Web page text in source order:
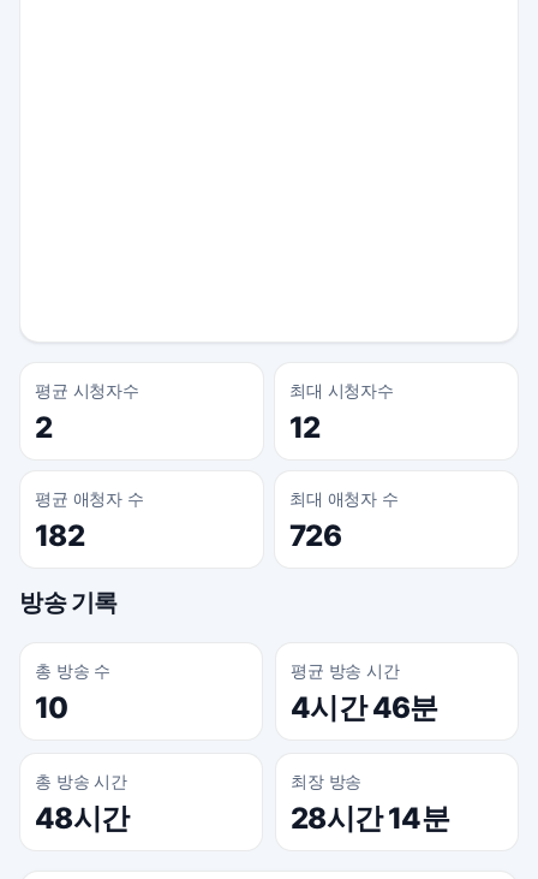
평균 시청자수
2
최대 시청자수
12
평균 애청자 수
182
최대 애청자 수
726
방송 기록
총 방송 수
10
평균 방송 시간
4시간 46분
총 방송 시간
48시간
최장 방송
28시간 14분